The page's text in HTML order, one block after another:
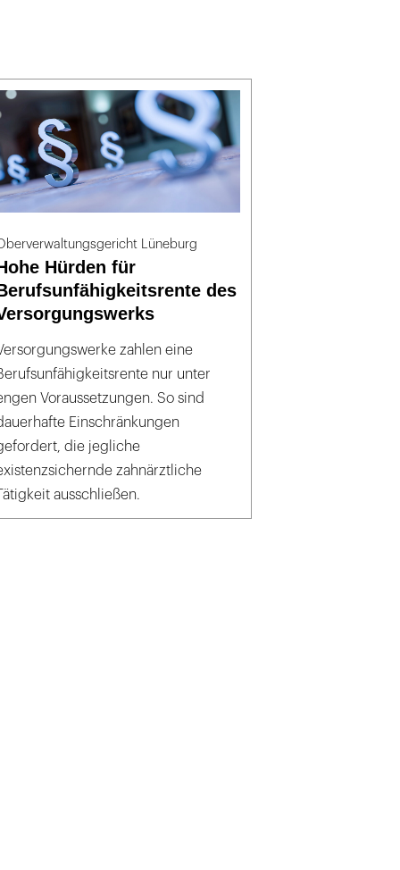
Lüneburg
Hürden für
des
zahlen eine
nur unter
Voraussetzungen. So sind
Einschränkungen
die jegliche
zahnärztliche
ausschließen.